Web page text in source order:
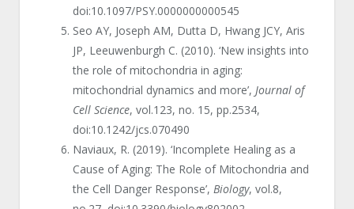
doi:10.1097/PSY.0000000000545
Seo AY, Joseph AM, Dutta D, Hwang JCY, Aris
JP, Leeuwenburgh C. (2010). ‘New insights into
the role of mitochondria in aging:
mitochondrial dynamics and more’, Journal of
Cell Science, vol.123, no. 15, pp.2534,
doi:10.1242/jcs.070490
Naviaux, R. (2019). ‘Incomplete Healing as a
Cause of Aging: The Role of Mitochondria and
the Cell Danger Response’, Biology, vol.8,